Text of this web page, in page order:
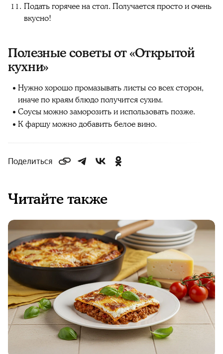
Подать горячее на стол. Получается просто и очень
вкусно!
Полезные советы от «Открытой
кухни»
Нужно хорошо промазывать листы со всех сторон,
иначе по краям блюдо получится сухим.
Соусы можно заморозить и использовать позже.
К фаршу можно добавить белое вино.
Поделиться
Читайте также